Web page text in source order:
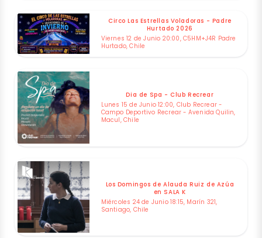
Circo Las Estrellas Voladoras - Padre
Hurtado 2026
Viernes 12 de Junio 20:00, C5HM+J4R Padre
Hurtado, Chile
Dia de Spa - Club Recrear
Lunes 15 de Junio 12:00, Club Recrear -
Campo Deportivo Recrear - Avenida Quilin,
Macul, Chile
Los Domingos de Alauda Ruiz de Azúa
en SALA K
Miércoles 24 de Junio 18:15, Marín 321,
Santiago, Chile